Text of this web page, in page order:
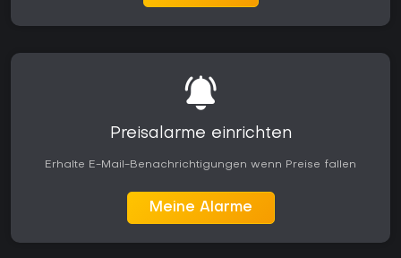
Preisalarme einrichten
Erhalte E-Mail-Benachrichtigungen wenn Preise fallen
Meine Alarme